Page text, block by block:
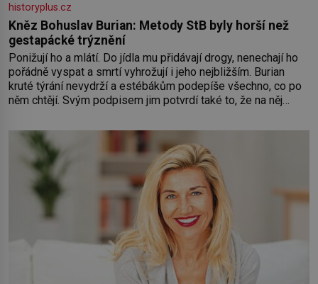
historyplus.cz
Kněz Bohuslav Burian: Metody StB byly horší než
gestapácké trýznění
Ponižují ho a mlátí. Do jídla mu přidávají drogy, nenechají ho
pořádně vyspat a smrtí vyhrožují i jeho nejbližším. Burian
kruté týrání nevydrží a estébákům podepíše všechno, co po
něm chtějí. Svým podpisem jim potvrdí také to, že na něj
Syn brněnského řezníka chce být knězem a